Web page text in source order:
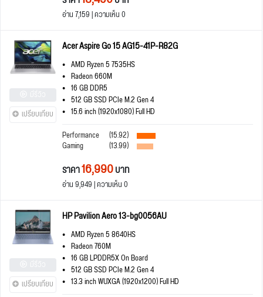
อ่าน 7,159 | ความเห็น 0
เปรียบเทียบ
Acer Aspire Go 15 AG15-41P-R82G
AMD Ryzen 5 7535HS
Radeon 660M
16 GB DDR5
512 GB SSD PCIe M.2 Gen 4
15.6 inch (1920x1080) Full HD
Performance
(15.92)
Gaming (13.99)
ราคา16,990บาท
อ่าน 9,949 | ความเห็น 0
เปรียบเทียบ
HP Pavilion Aero 13-bg0056AU
AMD Ryzen 5 8640HS
Radeon 760M
16 GB LPDDR5X On Board
512 GB SSD PCIe M.2 Gen 4
13.3 inch WUXGA (1920x1200) Full HD